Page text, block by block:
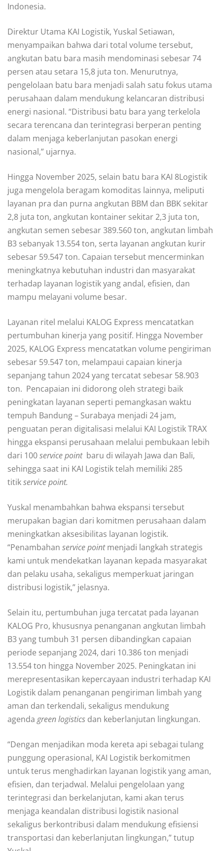
Indonesia.
Direktur Utama KAI Logistik, Yuskal Setiawan,
menyampaikan bahwa dari total volume tersebut,
angkutan batu bara masih mendominasi sebesar 74
persen atau setara 15,8 juta ton. Menurutnya,
pengelolaan batu bara menjadi salah satu fokus utama
perusahaan dalam mendukung kelancaran distribusi
energi nasional. “Distribusi batu bara yang terkelola
secara terencana dan terintegrasi berperan penting
dalam menjaga keberlanjutan pasokan energi
nasional,” ujarnya.
Hingga November 2025, selain batu bara KAI 8Logistik
juga mengelola beragam komoditas lainnya, meliputi
layanan pra dan purna angkutan BBM dan BBK sekitar
2,8 juta ton, angkutan kontainer sekitar 2,3 juta ton,
angkutan semen sebesar 389.560 ton, angkutan limbah
B3 sebanyak 13.554 ton, serta layanan angkutan kurir
sebesar 59.547 ton. Capaian tersebut mencerminkan
meningkatnya kebutuhan industri dan masyarakat
terhadap layanan logistik yang andal, efisien, dan
mampu melayani volume besar.
Layanan ritel melalui KALOG Express mencatatkan
pertumbuhan kinerja yang positif. Hingga November
2025, KALOG Express mencatatkan volume pengiriman
sebesar 59.547 ton, melampaui capaian kinerja
sepanjang tahun 2024 yang tercatat sebesar 58.903
ton. Pencapaian ini didorong oleh strategi baik
peningkatan layanan seperti pemangkasan waktu
tempuh Bandung – Surabaya menjadi 24 jam,
penguatan peran digitalisasi melalui KAI Logistik TRAX
hingga ekspansi perusahaan melalui pembukaan lebih
dari 100service point baru di wilayah Jawa dan Bali,
sehingga saat ini KAI Logistik telah memiliki 285
titikservice point.
Yuskal menambahkan bahwa ekspansi tersebut
merupakan bagian dari komitmen perusahaan dalam
meningkatkan aksesibilitas layanan logistik.
“Penambahan service pointmenjadi langkah strategis
kami untuk mendekatkan layanan kepada masyarakat
dan pelaku usaha, sekaligus memperkuat jaringan
distribusi logistik,” jelasnya.
Selain itu, pertumbuhan juga tercatat pada layanan
KALOG Pro, khususnya penanganan angkutan limbah
B3 yang tumbuh 31 persen dibandingkan capaian
periode sepanjang 2024, dari 10.386 ton menjadi
13.554 ton hingga November 2025. Peningkatan ini
merepresentasikan kepercayaan industri terhadap KAI
Logistik dalam penanganan pengiriman limbah yang
aman dan terkendali, sekaligus mendukung
agenda green logistics dan keberlanjutan lingkungan.
“Dengan menjadikan moda kereta api sebagai tulang
punggung operasional, KAI Logistik berkomitmen
untuk terus menghadirkan layanan logistik yang aman,
efisien, dan terjadwal. Melalui pengelolaan yang
terintegrasi dan berkelanjutan, kami akan terus
menjaga keandalan distribusi logistik nasional
sekaligus berkontribusi dalam mendukung efisiensi
transportasi dan keberlanjutan lingkungan,” tutup